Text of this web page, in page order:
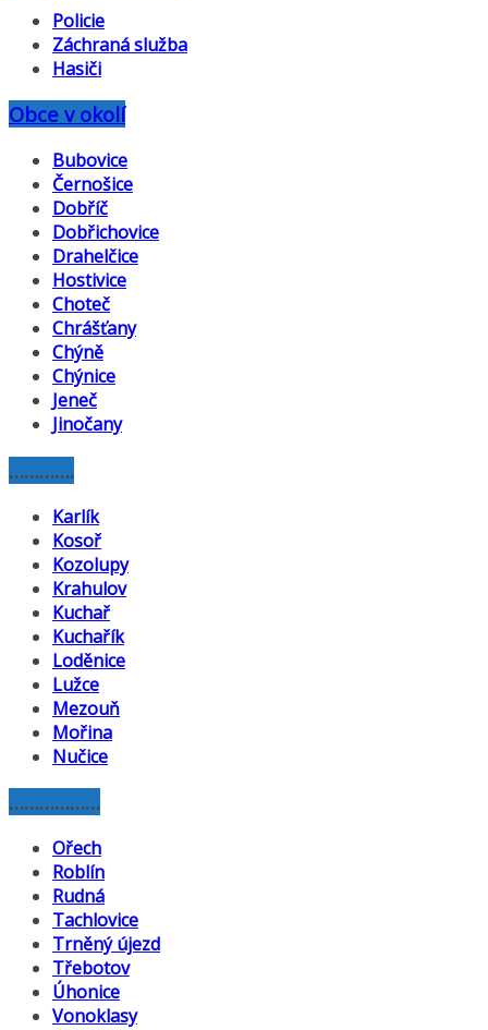
Policie
Záchraná služba
Hasiči
Obce v okolí
Bubovice
Černošice
Dobříč
Dobřichovice
Drahelčice
Hostivice
Choteč
Chrášťany
Chýně
Chýnice
Jeneč
Jinočany
………….
Karlík
Kosoř
Kozolupy
Krahulov
Kuchař
Kuchařík
Loděnice
Lužce
Mezouň
Mořina
Nučice
………………
Ořech
Roblín
Rudná
Tachlovice
Trněný újezd
Třebotov
Úhonice
Vonoklasy